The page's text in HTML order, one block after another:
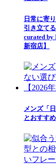
日常に寄
引き立て
curated by
新宿店】
メンズ「
とおすす